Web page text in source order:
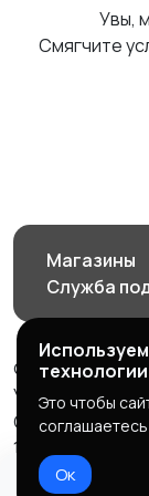
Увы,
Смягчите
Магазины
Служба
© 2026 Орен-АЙ
Услуги
Создал
1235600008841
Правила сервиса
технологии
Это чтобы
Ок